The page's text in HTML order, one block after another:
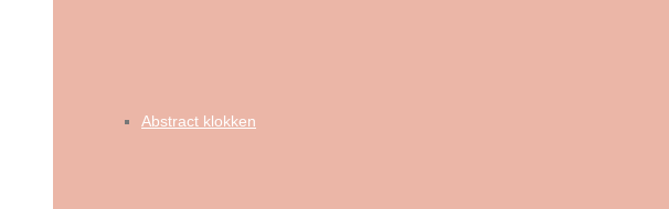
Abstract klokken